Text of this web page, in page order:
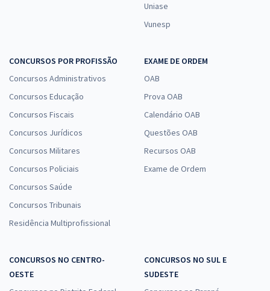
Uniase
Vunesp
CONCURSOS POR PROFISSÃO
Concursos Administrativos
Concursos Educação
Concursos Fiscais
Concursos Jurídicos
Concursos Militares
Concursos Policiais
Concursos Saúde
Concursos Tribunais
Residência Multiprofissional
EXAME DE ORDEM
OAB
Prova OAB
Calendário OAB
Questões OAB
Recursos OAB
Exame de Ordem
CONCURSOS NO CENTRO-
OESTE
CONCURSOS NO SUL E
SUDESTE